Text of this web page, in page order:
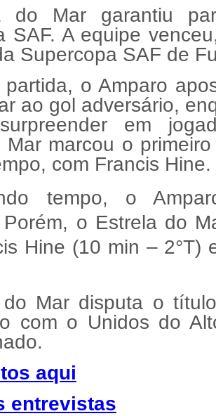
do Mar garantiu
SAF. A equipe
Supercopa SAF de
partida, o Amparo
ao gol adversário,
em
Mar marcou o
com Francis Hine.
tempo, o
Porém, o Estrela do
Hine (10 min – 2°T)
Mar disputa o
com o Unidos do
aqui
entrevistas